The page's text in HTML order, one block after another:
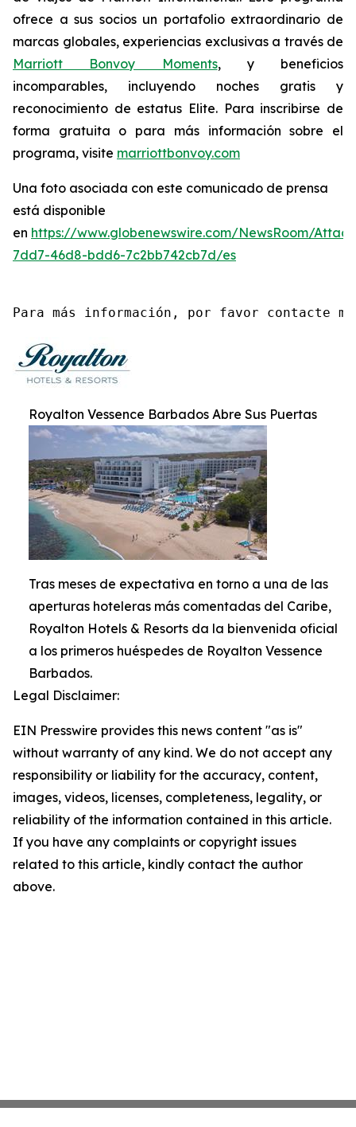
ofrece a sus socios un portafolio extraordinario de
marcas globales, experiencias exclusivas a través de
Marriott Bonvoy Moments, y beneficios
incomparables, incluyendo noches gratis y
reconocimiento de estatus Elite. Para inscribirse de
forma gratuita o para más información sobre el
programa, visite marriottbonvoy.com
Una foto asociada con este comunicado de prensa
está disponible
en https://www.globenewswire.com/NewsRoom/
7dd7-46d8-bdd6-7c2bb742cb7d/es
Para más información, por favor contacte
Royalton Vessence Barbados Abre Sus Puertas
Tras meses de expectativa en torno a una de las
aperturas hoteleras más comentadas del Caribe,
Royalton Hotels & Resorts da la bienvenida oficial
a los primeros huéspedes de Royalton Vessence
Barbados.
Legal Disclaimer:
EIN Presswire provides this news content "as is"
without warranty of any kind. We do not accept any
responsibility or liability for the accuracy, content,
images, videos, licenses, completeness, legality, or
reliability of the information contained in this article.
If you have any complaints or copyright issues
related to this article, kindly contact the author
above.